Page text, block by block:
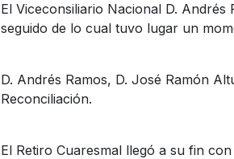
El Viceconsiliario Nacional D.
seguido de lo cual tuvo lugar un
D. Andrés Ramos, D. José Ramón
Reconciliación.
El Retiro Cuaresmal llegó a su fin